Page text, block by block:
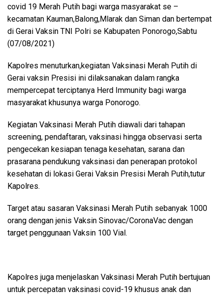
covid 19 Merah Putih bagi warga masyarakat se –
kecamatan Kauman,Balong,Mlarak dan Siman dan bertempat
di Gerai Vaksin TNI Polri se Kabupaten Ponorogo,Sabtu
(07/08/2021)
Kapolres menuturkan,kegiatan Vaksinasi Merah Putih di
Gerai vaksin Presisi ini dilaksanakan dalam rangka
mempercepat terciptanya Herd Immunity bagi warga
masyarakat khusunya warga Ponorogo.
Kegiatan Vaksinasi Merah Putih diawali dari tahapan
screening, pendaftaran, vaksinasi hingga observasi serta
pengecekan kesiapan tenaga kesehatan, sarana dan
prasarana pendukung vaksinasi dan penerapan protokol
kesehatan di lokasi Gerai Vaksin Presisi Merah Putih,tutur
Kapolres.
Target atau sasaran Vaksinasi Merah Putih sebanyak 1000
orang dengan jenis Vaksin Sinovac/CoronaVac dengan
target penggunaan Vaksin 100 Vial.
Kapolres juga menjelaskan Vaksinasi Merah Putih bertujuan
untuk percepatan vaksinasi covid-19 khusus anak dan